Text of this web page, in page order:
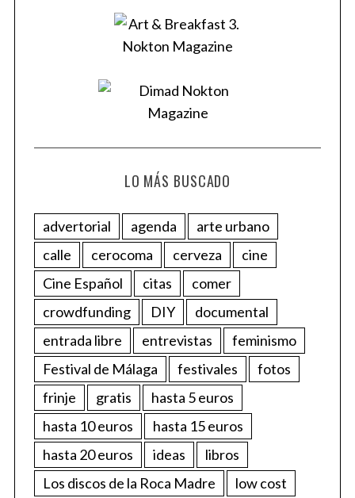
LO MÁS BUSCADO
advertorial agenda
arte urbano
calle
cerocoma cerveza
cine
Cine Español
citas
comer
crowdfunding
DIY
documental
entrada libre
entrevistas
feminismo
Festival de Málaga
festivales
fotos
frinje
gratis
hasta 5 euros
hasta 10 euros
hasta 15 euros
hasta 20 euros
ideas
libros
Los discos de la Roca Madre
low cost